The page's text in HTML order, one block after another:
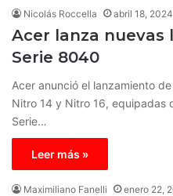
Nicolás Roccella abril 18, 2024
Acer lanza nuevas
Serie 8040
Acer anunció el lanzamiento
Nitro 14 y Nitro 16, equipadas
Serie…
Leer más »
Maximiliano Fanelli enero 22,